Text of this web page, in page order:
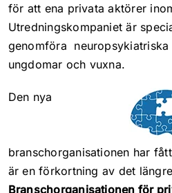
för att ena privata aktörer
Utredningskompaniet är
genomföra
ungdomar och vuxna.
Den nya
branschorganisationen har
är en förkortning av det
Branschorganisationen för